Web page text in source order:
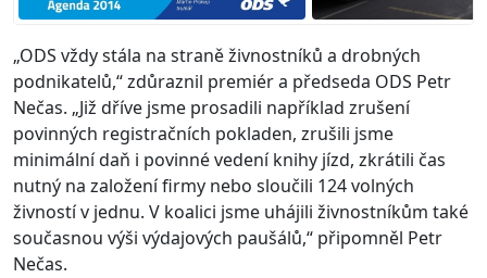
„ODS vždy stála na straně živnostníků a drobných
podnikatelů,“ zdůraznil premiér a předseda ODS Petr
Nečas. „Již dříve jsme prosadili například zrušení
povinných registračních pokladen, zrušili jsme
minimální daň i povinné vedení knihy jízd, zkrátili čas
nutný na založení firmy nebo sloučili 124 volných
živností v jednu. V koalici jsme uhájili živnostníkům také
současnou výši výdajových paušálů,“ připomněl Petr
Nečas.